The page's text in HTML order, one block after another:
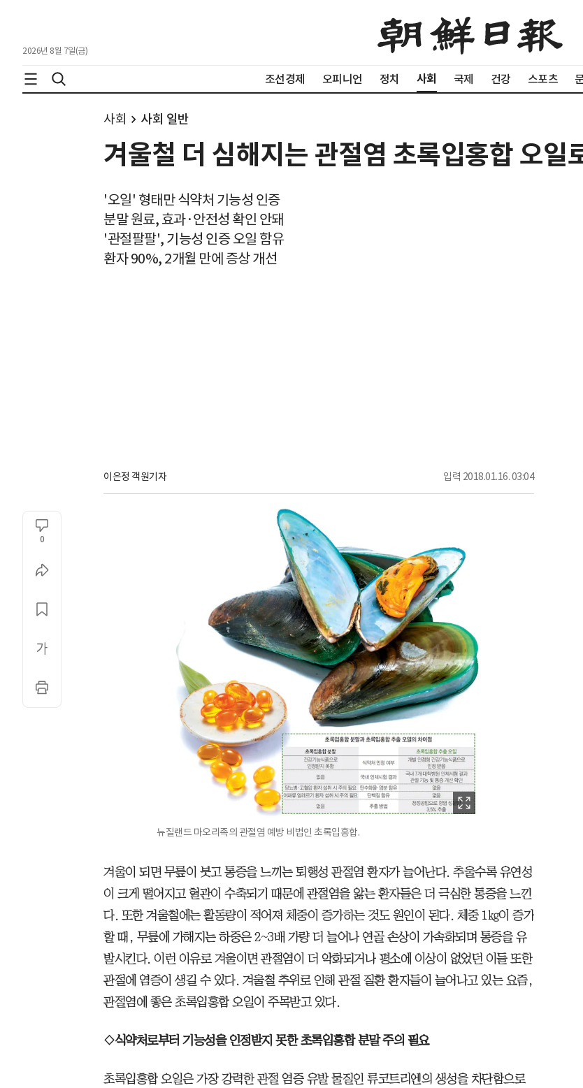
2026년 8월 7일(금)
조선경제 오피니언 정치 사회 국제 건강 스포츠
사회 사회 일반
겨울철 더 심해지는 관절염 초록입홍합 오일
'오일' 형태만 식약처 기능성 인증
분말 원료, 효과·안전성 확인 안돼
'관절팔팔', 기능성 인증 오일 함유
환자 90%, 2개월 만에 증상 개선
이은정 객원기자 입력 2018.01.16. 03:04
0
뉴질랜드 마오리족의 관절염 예방 비법인 초록입홍합.
겨울이 되면 무릎이 붓고 통증을 느끼는 퇴행성 관절염 환자가 늘어난다. 추울수록 유연성
이 크게 떨어지고 혈관이 수축되기 때문에 관절염을 앓는 환자들은 더 극심한 통증을 느낀
다. 또한 겨울철에는 활동량이 적어져 체중이 증가하는 것도 원인이 된다. 체중 1㎏이 증가
할 때, 무릎에 가해지는 하중은 2~3배 가량 더 늘어나 연골 손상이 가속화되며 통증을 유
발시킨다. 이런 이유로 겨울이면 관절염이 더 악화되거나 평소에 이상이 없었던 이들 또한
관절에 염증이 생길 수 있다. 겨울철 추위로 인해 관절 질환 환자들이 늘어나고 있는 요즘,
관절염에 좋은 초록입홍합 오일이 주목받고 있다.
◇식약처로부터 기능성을 인정받지 못한 초록입홍합 분말 주의 필요
초록입홍합 오일은 가장 강력한 관절 염증 유발 물질인 류코트리엔의 생성을 차단함으로